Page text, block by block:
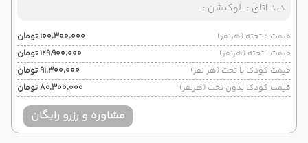
دید اتاق :-لوکیشن :-
قیمت 2 تخته (هرنفر)
۱۰۰٬۳۰۰٬۰۰۰ تومان
قیمت 1 تخته (هرنفر)
۱۲۹٬۹۰۰٬۰۰۰ تومان
قیمت کودک با تخت (هر نفر)
۹۱٬۳۰۰٬۰۰۰ تومان
قیمت کودک بدون تخت (هرنفر)
۸۰٬۳۰۰٬۰۰۰ تومان
مشاوره و رزرو رایگان